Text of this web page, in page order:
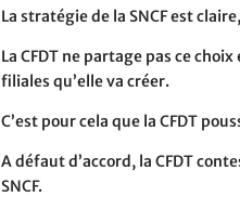
La stratégie de la SNCF est
La CFDT ne partage pas ce
filiales qu’elle va créer.
C’est pour cela que la CFDT
A défaut d’accord, la CFDT
SNCF.